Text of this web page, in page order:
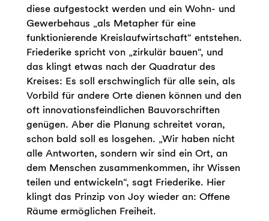
diese aufgestockt werden und ein Wohn- und
Gewerbehaus „als Metapher für eine
funktionierende Kreislaufwirtschaft“ entstehen.
Friederike spricht von „zirkulär bauen“, und
das klingt etwas nach der Quadratur des
Kreises: Es soll erschwinglich für alle sein, als
Vorbild für andere Orte dienen können und den
oft innovationsfeindlichen Bauvorschriften
genügen. Aber die Planung schreitet voran,
schon bald soll es losgehen. „Wir haben nicht
alle Antworten, sondern wir sind ein Ort, an
dem Menschen zusammenkommen, ihr Wissen
teilen und entwickeln“, sagt Friederike. Hier
klingt das Prinzip von Joy wieder an: Offene
Räume ermöglichen Freiheit.